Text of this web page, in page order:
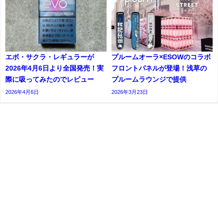
エボ・サクラ・レギュラーが
2026年4月6日より全国発売！実
際に吸ってみたのでレビュー
2026年4月6日
プルームオーラ×ESOWのコラボ
フロントパネルが登場！浅草の
プルームラウンジで提供
2026年3月23日